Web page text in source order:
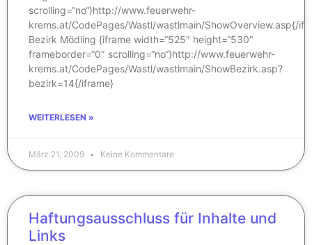
scrolling=“no“}http://www.feuerwehr-
krems.at/CodePages/Wastl/wastlmain/ShowOverview.asp{/
Bezirk Mödling {iframe width=“525″ height=“530″
frameborder=“0″ scrolling=“no“}http://www.feuerwehr-
krems.at/CodePages/Wastl/wastlmain/ShowBezirk.asp?
bezirk=14{/iframe}
WEITERLESEN »
März 21, 2009 Keine Kommentare
Haftungsausschluss für Inhalte und
Links